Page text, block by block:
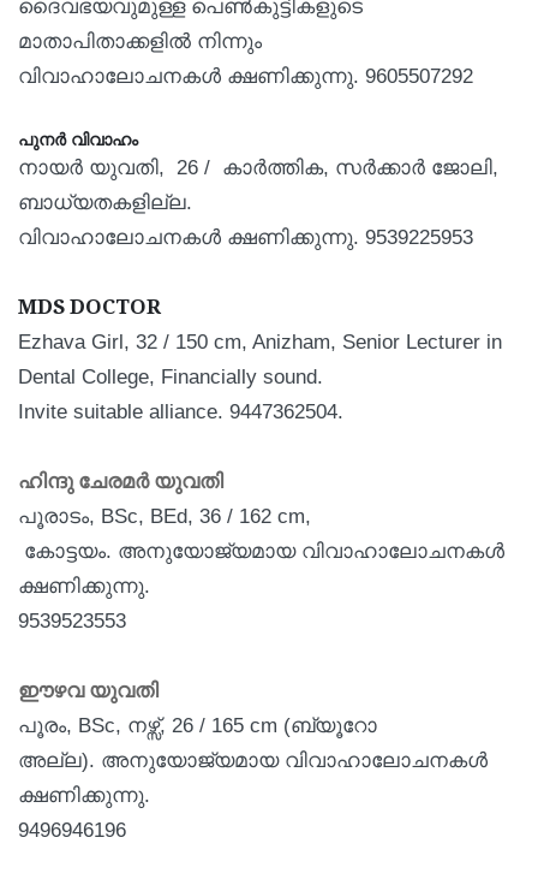
ദൈവഭയവുമുള്ള പെണ്‍കുട്ടികളുടെ
മാതാപിതാക്കളില്‍ നിന്നും
വിവാഹാലോചനകള്‍ ക്ഷണിക്കുന്നു. 9605507292
പുനര്‍ വിവാഹം
നായര്‍ യുവതി, 26 / കാര്‍ത്തിക, സര്‍ക്കാര്‍ ജോലി,
ബാധ്യതകളില്ല.
വിവാഹാലോചനകള്‍ ക്ഷണിക്കുന്നു. 9539225953
MDS DOCTOR
Ezhava Girl, 32 / 150 cm, Anizham, Senior Lecturer in
Dental College, Financially sound.
Invite suitable alliance. 9447362504.
ഹിന്ദു ചേരമര്‍ യുവതി
പൂരാടം, BSc, BEd, 36 / 162 cm,
കോട്ടയം. അനുയോജ്യമായ വിവാഹാലോചനകള്‍
ക്ഷണിക്കുന്നു.
9539523553
ഈഴവ യുവതി
പൂരം, BSc, നഴ്സ്, 26 / 165 cm (ബ്യൂറോ
അല്ല). അനുയോജ്യമായ വിവാഹാലോചനകള്‍
ക്ഷണിക്കുന്നു.
9496946196